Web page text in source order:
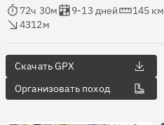
72ч 30м
9-13 дней
145 км
4312м
Скачать GPX
Организовать поход